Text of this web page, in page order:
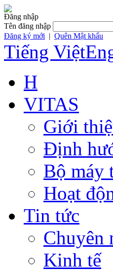
Đăng nhập
Tên đăng nhập
Đăng ký mới | Quên Mật khẩu
Tiếng Việt
H
VITAS
Giới
Định
Bộ máy
Hoạt
Tin tức
Chuyên
Kinh tế